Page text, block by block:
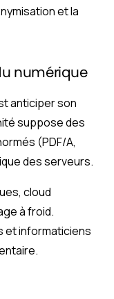
et la
numérique
anticiper son
suppose des
(PDF/A,
des serveurs.
cloud
à froid.
et informaticiens